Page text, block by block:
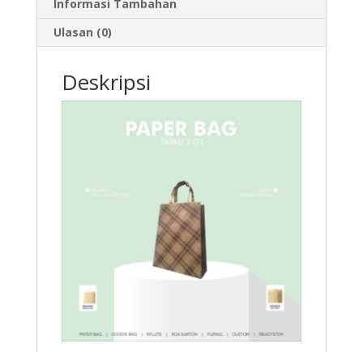
Informasi Tambahan
Ulasan (0)
Deskripsi